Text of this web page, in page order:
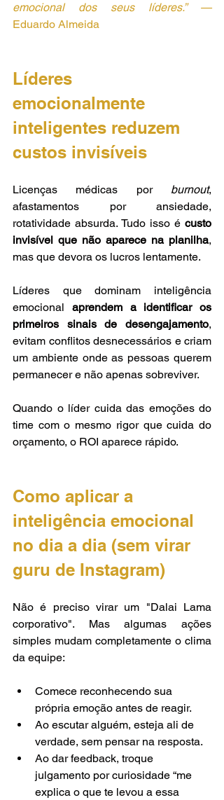
emocional dos seus líderes.” —
Eduardo Almeida
Líderes
emocionalmente
inteligentes reduzem
custos invisíveis
Licenças médicas por burnout,
afastamentos por ansiedade,
rotatividade absurda. Tudo isso é custo
invisível que não aparece na planilha,
mas que devora os lucros lentamente.
Líderes que dominam inteligência
emocional aprendem a identificar os
primeiros sinais de desengajamento,
evitam conflitos desnecessários e criam
um ambiente onde as pessoas querem
permanecer e não apenas sobreviver.
Quando o líder cuida das emoções do
time com o mesmo rigor que cuida do
orçamento, o ROI aparece rápido.
Como aplicar a
inteligência emocional
no dia a dia (sem virar
guru de Instagram)
Não é preciso virar um "Dalai Lama
corporativo". Mas algumas ações
simples mudam completamente o clima
da equipe:
Comece reconhecendo sua
própria emoção antes de reagir.
Ao escutar alguém, esteja ali de
verdade, sem pensar na resposta.
Ao dar feedback, troque
julgamento por curiosidade “me
explica o que te levou a essa